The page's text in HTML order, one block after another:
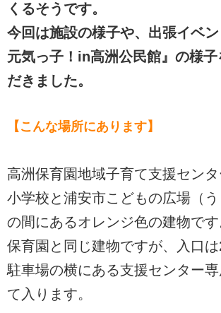
くるそうです。
今回は施設の様子や、出張イベン
元気っ子！in高洲公民館』の様
だきました。
【こんな場所にあります】
高洲保育園地域子育て支援セン
小学校と浦安市こどもの広場（う
の間にあるオレンジ色の建物です
保育園と同じ建物ですが、入口は
駐車場の横にある支援センター
て入ります。